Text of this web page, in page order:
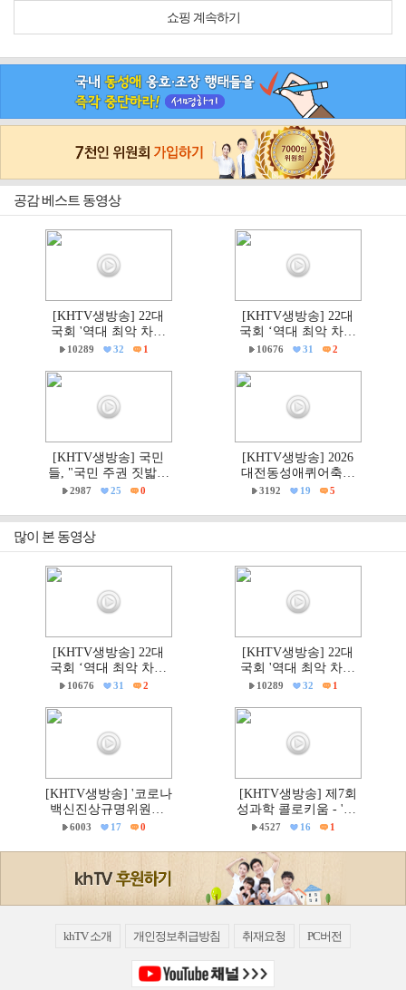
쇼핑 계속하기
공감 베스트 동영상
[KHTV생방송] 22대
국회 '역대 최악 차별
금지법' 반대 거룩한방
10289 32 1
[KHTV생방송] 22대
국회 ‘역대 최악 차별
금지법’ 반대 거룩한방
10676 31 2
[KHTV생방송] 국민
들, "국민 주권 짓밟힌
6·3지방선거, 재선거하
하라!"
2987 25 0
[KHTV생방송] 2026
대전동성애퀴어축제
& 2026 거룩한방파제
대회' 현장
3192 19 5
많이 본 동영상
[KHTV생방송] 22대
국회 ‘역대 최악 차별
금지법’ 반대 거룩한방
10676 31 2
[KHTV생방송] 22대
국회 '역대 최악 차별
금지법' 반대 거룩한방
10289 32 1
[KHTV생방송] '코로나
백신진상규명위원회'
출범촉구 국회 기자회
6003 17 0
[KHTV생방송] 제7회
성과학 콜로키움 - 'PC
주의 & 의학'
4527 16 1
khTV 소개 개인정보취급방침 취재요청 PC버전